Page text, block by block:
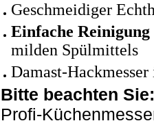
Geschmeidiger
Einfache Reinigung
milden Spülmittels
Damast-
Bitte beachten Sie:
Profi-